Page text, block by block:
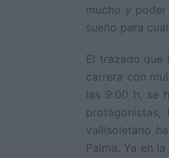
mucho y
sueño para
El trazado que
carrera con
las 9:00 h, se
vallisoletano
Palma. Ya en